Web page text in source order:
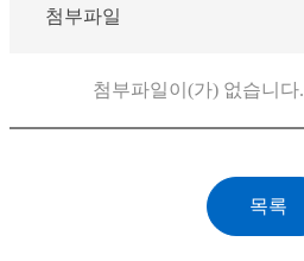
첨부파일
첨부파일이(가) 없습니다.